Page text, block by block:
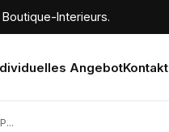
Interieurs.
AngebotKontakt